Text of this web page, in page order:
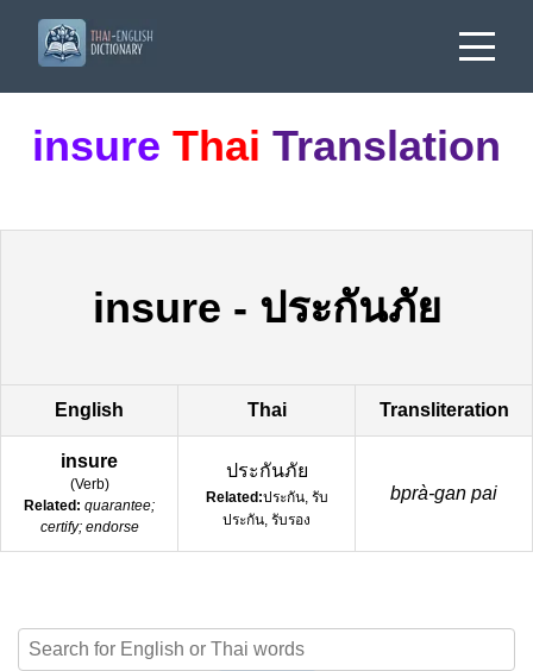
insure Thai Translation
insure - ประกันภัย
English Thai Transliteration
insure
(Verb)
Related: quarantee;
certify; endorse
ประกันภัย
Related:ประกัน, รับ
ประกัน, รับรอง
bprà-gan pai